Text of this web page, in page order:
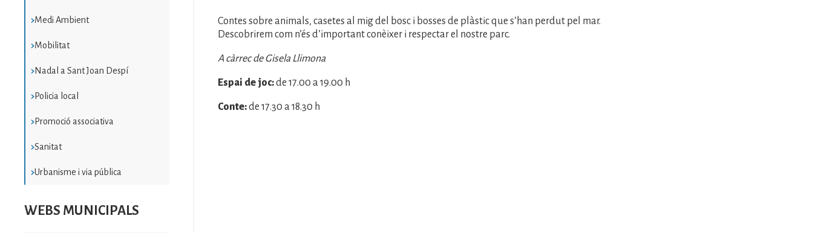
Medi Ambient
Mobilitat
Nadal a Sant Joan Despí
Policia local
Promoció associativa
Sanitat
Urbanisme i via pública
WEBS MUNICIPALS
Contes sobre animals, casetes al mig del bosc i bosses de plàstic que s’han perdut pel mar.
Descobrirem com n’és d’important conèixer i respectar el nostre parc.
A càrrec de Gisela Llimona
Espai de joc:de 17.00 a 19.00 h
Conte:de 17.30 a 18.30 h